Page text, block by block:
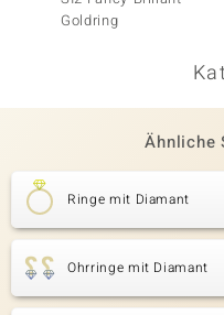
Goldring
Ähnliche
Ringe mit Diamant
Ohrringe mit Diamant